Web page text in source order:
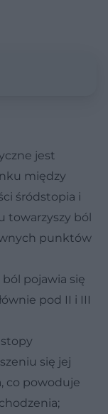
jest
między
śródstopia i
towarzyszy ból
punktów
ból pojawia się
pod II i III
się jej
co powoduje